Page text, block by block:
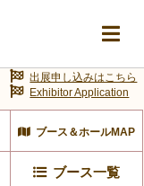
ブース＆ホールMAP
ブース一覧
出展申し込みはこちら
Exhibitor Application